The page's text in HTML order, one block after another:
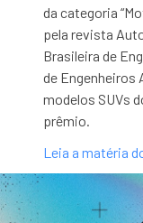
da categoria
pela revista
Brasileira de
de Engenheiros
modelos SUVs
prêmio.
Leia a matéria